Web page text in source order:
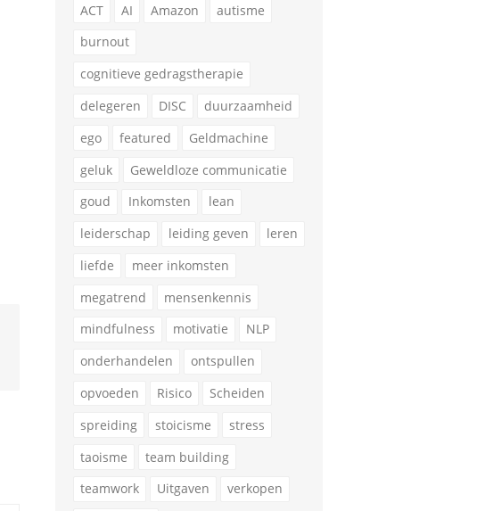
ACT
AI Amazon
autisme
burnout
cognitieve gedragstherapie
delegeren
DISC
duurzaamheid
ego
featured
Geldmachine
geluk
Geweldloze communicatie
goud
Inkomsten
lean
leiderschap
leiding geven
leren
liefde
meer inkomsten
megatrend
mensenkennis
mindfulness
motivatie
NLP
onderhandelen
ontspullen
opvoeden
Risico
Scheiden
spreiding
stoicisme
stress
taoisme
team building
teamwork
Uitgaven
verkopen